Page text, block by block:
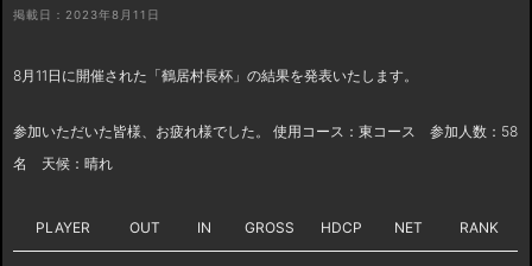
掲載日：2023年8月11日
8月11日に開催された「鶴居村長杯」の結果を発表いたします。
参加いただいた皆様、お疲れ様でした。 使用コース：東コース 参加人数：58
名 天候：晴れ
PLAYER OUT IN GROSS HDCP NET RANK